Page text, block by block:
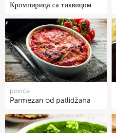
Кромпирица са тиквицом
povrće
Parmezan od patlidžana